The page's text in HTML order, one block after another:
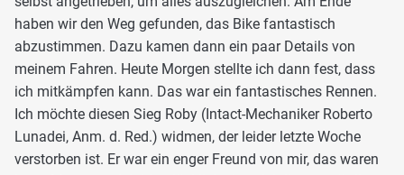
haben wir den Weg gefunden, das Bike fantastisch
abzustimmen. Dazu kamen dann ein paar Details von
meinem Fahren. Heute Morgen stellte ich dann fest, dass
ich mitkämpfen kann. Das war ein fantastisches Rennen.
Ich möchte diesen Sieg Roby (Intact-Mechaniker Roberto
Lunadei, Anm. d. Red.) widmen, der leider letzte Woche
verstorben ist. Er war ein enger Freund von mir, das waren